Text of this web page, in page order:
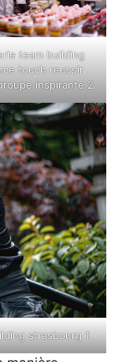
team building
touch reussir
inspirante 2
strasbourg 1